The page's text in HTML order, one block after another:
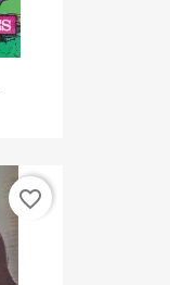
favorite_border